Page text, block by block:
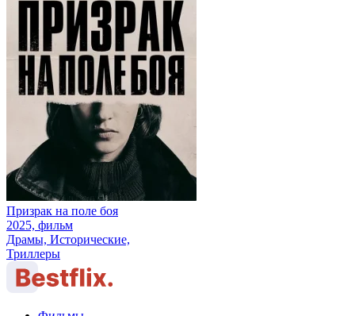
Призрак на поле боя
2025, фильм
Драмы, Исторические,
Триллеры